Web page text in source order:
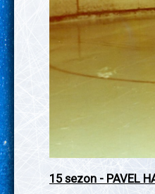
15 sezon - PAVEL